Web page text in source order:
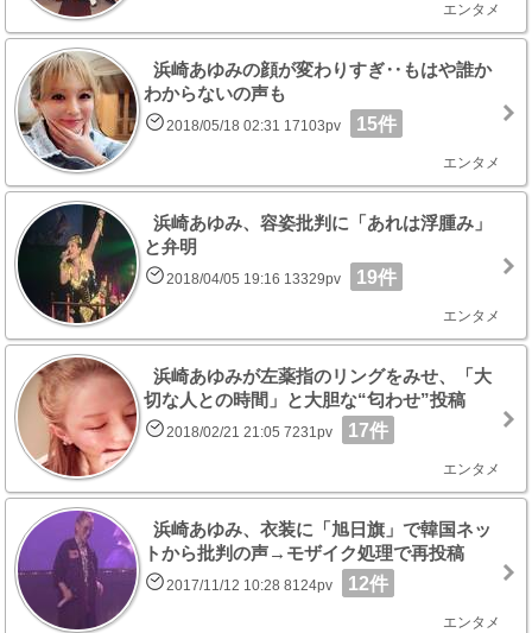
エンタメ
浜崎あゆみの顔が変わりすぎ‥もはや誰か
わからないの声も
2018/05/18 02:31 17103pv 15件
エンタメ
浜崎あゆみ、容姿批判に「あれは浮腫み」
と弁明
2018/04/05 19:16 13329pv 19件
エンタメ
浜崎あゆみが左薬指のリングをみせ、「大
切な人との時間」と大胆な“匂わせ”投稿
2018/02/21 21:05 7231pv 17件
エンタメ
浜崎あゆみ、衣装に「旭日旗」で韓国ネッ
トから批判の声→モザイク処理で再投稿
2017/11/12 10:28 8124pv 12件
エンタメ